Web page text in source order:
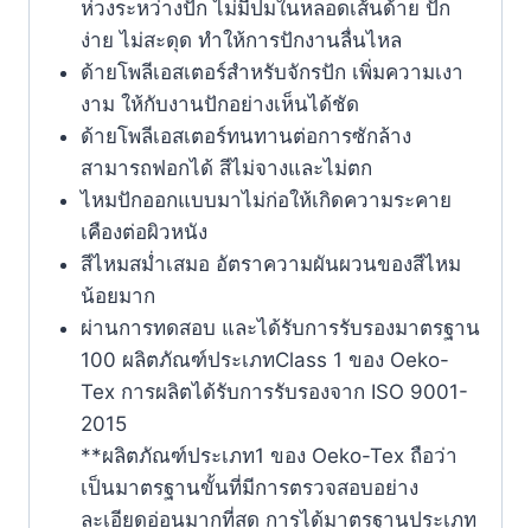
ห่วงระหว่างปัก ไม่มีปมในหลอดเส้นด้าย ปัก
ง่าย ไม่สะดุด ทำให้การปักงานลื่นไหล
ด้ายโพลีเอสเตอร์สำหรับจักรปัก เพิ่มความเงา
งาม ให้กับงานปักอย่างเห็นได้ชัด
ด้ายโพลีเอสเตอร์ทนทานต่อการซักล้าง
สามารถฟอกได้ สีไม่จางและไม่ตก
ไหมปักออกแบบมาไม่ก่อให้เกิดความระคาย
เคืองต่อผิวหนัง
สีไหมสม่ำเสมอ อัตราความผันผวนของสีไหม
น้อยมาก
ผ่านการทดสอบ และได้รับการรับรองมาตรฐาน
100 ผลิตภัณฑ์ประเภทClass 1 ของ Oeko-
Tex การผลิตได้รับการรับรองจาก ISO 9001-
2015
**ผลิตภัณฑ์ประเภท1 ของ Oeko-Tex ถือว่า
เป็นมาตรฐานขั้นที่มีการตรวจสอบอย่าง
ละเอียดอ่อนมากที่สุด การได้มาตรฐานประเภท